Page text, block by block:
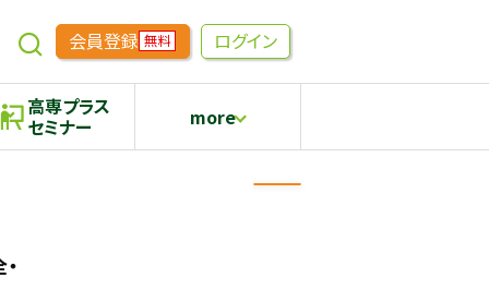
会員登録 無料 ログイン
高専プラス
セミナー more
高専生コミュニティめもらす